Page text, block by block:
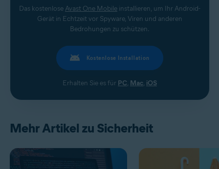
Das kostenlose Avast One Mobile installieren, um Ihr Android-
Gerät in Echtzeit vor Spyware, Viren und anderen
Bedrohungen zu schützen.
Kostenlose Installation
Erhalten Sie es für PC, Mac, iOS
Mehr Artikel zu Sicherheit